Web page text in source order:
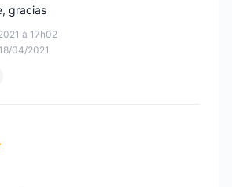
à 17h02
04/2021
gracias